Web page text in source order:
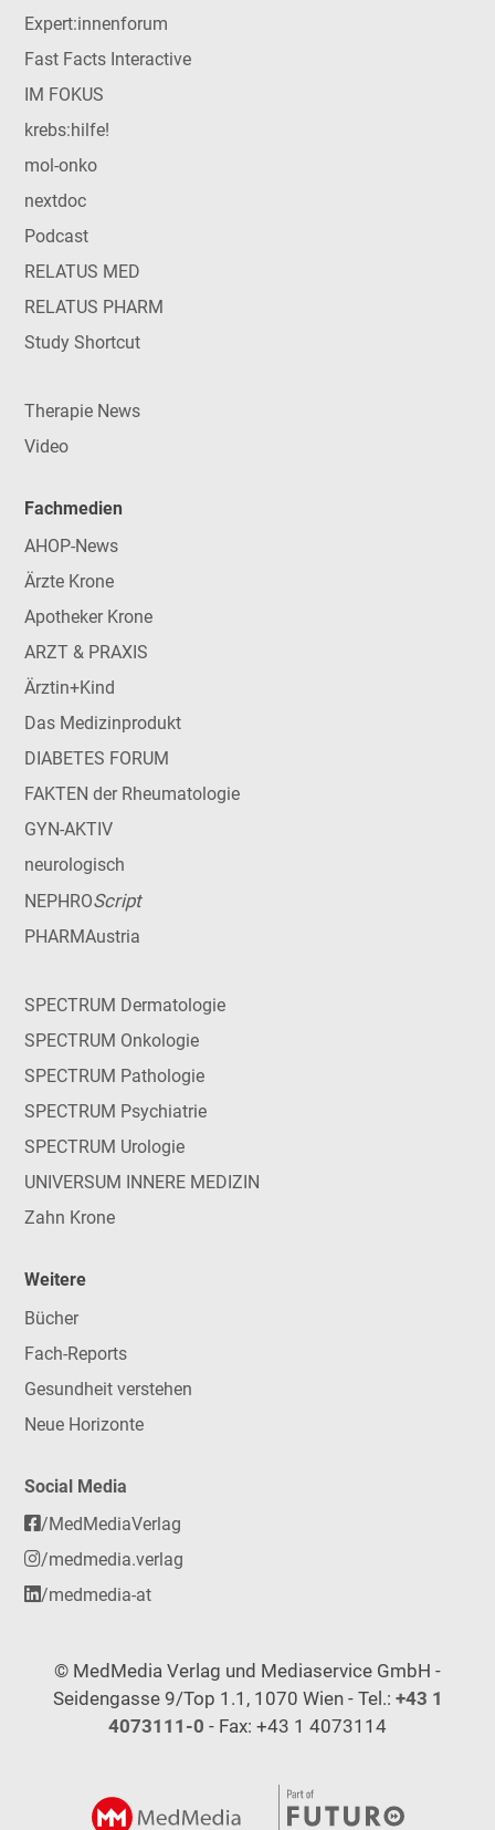
Expert:innenforum
Fast Facts Interactive
IM FOKUS
krebs:hilfe!
mol-onko
nextdoc
Podcast
RELATUS MED
RELATUS PHARM
Study Shortcut
Therapie News
Video
Fachmedien
AHOP-News
Ärzte Krone
Apotheker Krone
ARZT & PRAXIS
Ärztin+Kind
Das Medizinprodukt
DIABETES FORUM
FAKTEN der Rheumatologie
GYN-AKTIV
neurologisch
NEPHROScript
PHARMAustria
SPECTRUM Dermatologie
SPECTRUM Onkologie
SPECTRUM Pathologie
SPECTRUM Psychiatrie
SPECTRUM Urologie
UNIVERSUM INNERE MEDIZIN
Zahn Krone
Weitere
Bücher
Fach-Reports
Gesundheit verstehen
Neue Horizonte
Social Media
/MedMediaVerlag
/medmedia.verlag
/medmedia-at
© MedMedia Verlag und Mediaservice GmbH -
Seidengasse 9/Top 1.1, 1070 Wien - Tel.: +43 1
4073111-0 - Fax: +43 1 4073114